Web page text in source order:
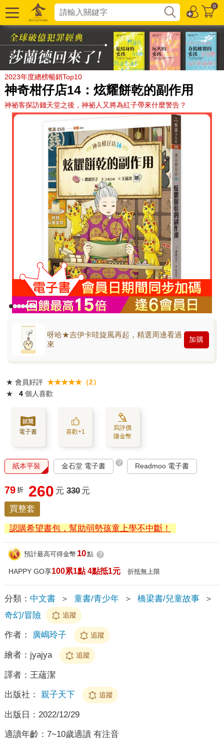
0
2023年度總榜暢銷Top10
神奇柑仔店14：炫耀餅乾的副作用
神祕客探訪錢天堂之後，神祕人又將為紅子帶來什麼警告？
呀哈★吉伊卡哇旋風再起，精選周邊看過
來
加購
★ 會員好評 ★★★★★（2）
★
4 個人喜歡
電子書 喜歡+1
寫評價
賺金幣
紙本平裝 金石堂 電子書 ? Readmoo 電子書
79 折 260 元 330 元
買整套
認購希望書包，幫助弱勢孩童上學不中斷！
預計最高可得金幣 10點 ?
HAPPY GO享100累1點 4點抵1元 折抵無上限
分類： 中文書 ＞ 童書/青少年 ＞ 橋梁書/兒童故事
＞
奇幻/冒險
追蹤
作者： 廣嶋玲子 追蹤
繪者： jyajya 追蹤
譯者： 王蘊潔
出版社： 親子天下 追蹤
出版日： 2022/12/29
適讀年齡： 7~10歲適讀 有注音